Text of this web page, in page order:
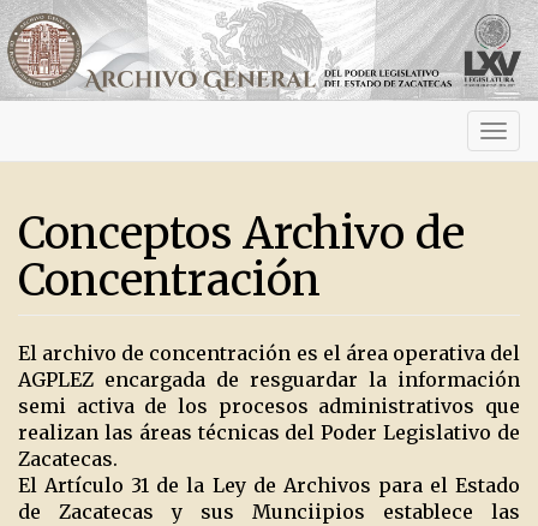
Conceptos Archivo de
Concentración
El archivo de concentración es el área operativa del
AGPLEZ encargada de resguardar la información
semi activa de los procesos administrativos que
realizan las áreas técnicas del Poder Legislativo de
Zacatecas.
El Artículo 31 de la Ley de Archivos para el Estado
de Zacatecas y sus Munciipios establece las